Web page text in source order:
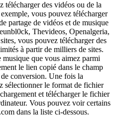
des vidéos ou de la
vous pouvez télécharger
partage de vidéos et de musique
Thevideos, Openalgeria,
vous pouvez télécharger des
à partir de milliers de sites.
que vous aimez parmi
le lien copié dans le champ
conversion. Une fois la
sélectionner le format de fichier
et télécharger le fichier
Vous pouvez voir certains
dans la liste ci-dessous.